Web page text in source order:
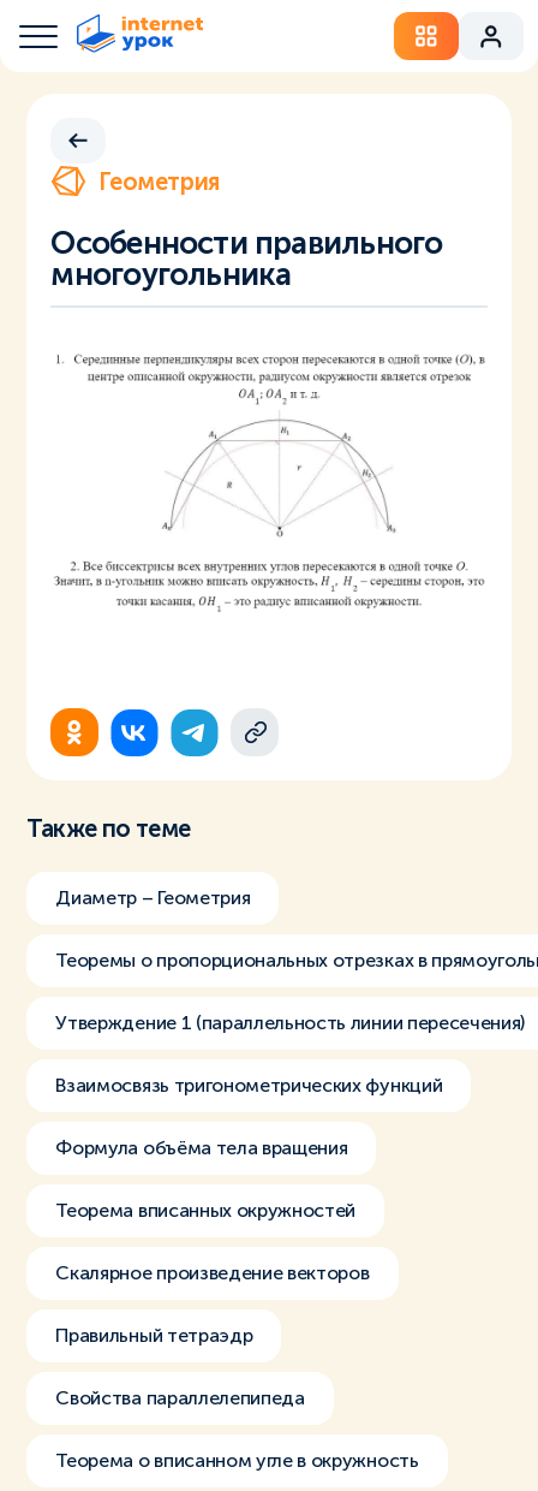
Геометрия
Особенности правильного
многоугольника
Также по теме
Диаметр – Геометрия
Теоремы о пропорциональных отрезках в
Утверждение 1 (параллельность линии пересечения)
Взаимосвязь тригонометрических функций
Формула объёма тела вращения
Теорема вписанных окружностей
Скалярное произведение векторов
Правильный тетраэдр
Свойства параллелепипеда
Теорема о вписанном угле в окружность